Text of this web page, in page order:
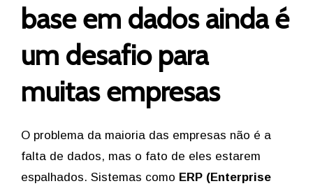
base em dados ainda é
um desafio para
muitas empresas
O problema da maioria das empresas não é a
falta de dados, mas o fato de eles estarem
espalhados. Sistemas como ERP (Enterprise